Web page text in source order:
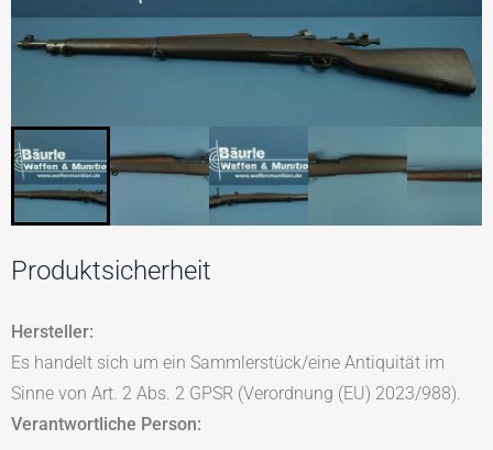
Produktsicherheit
Hersteller:
Es handelt sich um ein Sammlerstück/eine Antiquität im
Sinne von Art. 2 Abs. 2 GPSR (Verordnung (EU) 2023/988).
Verantwortliche Person: